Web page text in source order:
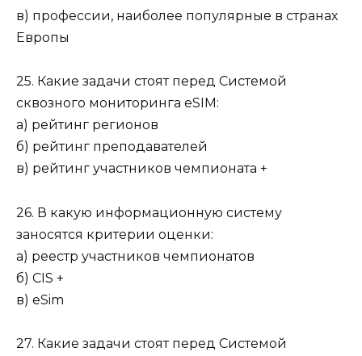
в) профессии, наиболее популярные в странах
Европы
25. Какие задачи стоят перед Системой
сквозного мониторинга eSIM:
а) рейтинг регионов
б) рейтинг преподавателей
в) рейтинг участников чемпионата +
26. В какую информационную систему
заносятся критерии оценки:
а) реестр участников чемпионатов
б) CIS +
в) eSim
27. Какие задачи стоят перед Системой